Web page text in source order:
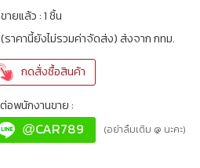
ขายแล้ว : 1 ชิ้น
(ราคานี้ยังไม่รวมค่าจัดส่ง) ส่งจาก กทม.
กดสั่งซื้อสินค้า
อพนักงานขาย :
@CAR789 (อย่าลืมเติม @ นะคะ)